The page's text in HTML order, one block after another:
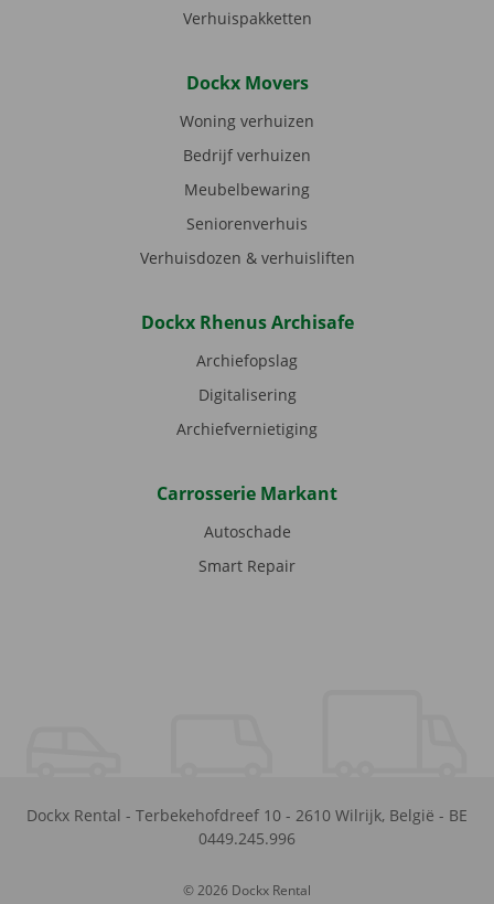
Verhuispakketten
Dockx Movers
Woning verhuizen
Bedrijf verhuizen
Meubelbewaring
Seniorenverhuis
Verhuisdozen & verhuisliften
Dockx Rhenus Archisafe
Archiefopslag
Digitalisering
Archiefvernietiging
Carrosserie Markant
Autoschade
Smart Repair
Dockx Rental - Terbekehofdreef 10 - 2610 Wilrijk, België - BE
0449.245.996
© 2026 Dockx Rental